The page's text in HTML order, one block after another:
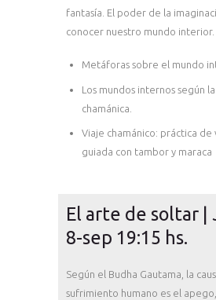
fantasía. El poder de la
conocer nuestro mundo interior.
Metáforas sobre el mundo
Los mundos internos según
chamánica.
Viaje chamánico: práctica de
guiada con tambor y maraca
El arte de soltar |
8-sep 19:15 hs.
Según el Budha Gautama, la
sufrimiento humano es el